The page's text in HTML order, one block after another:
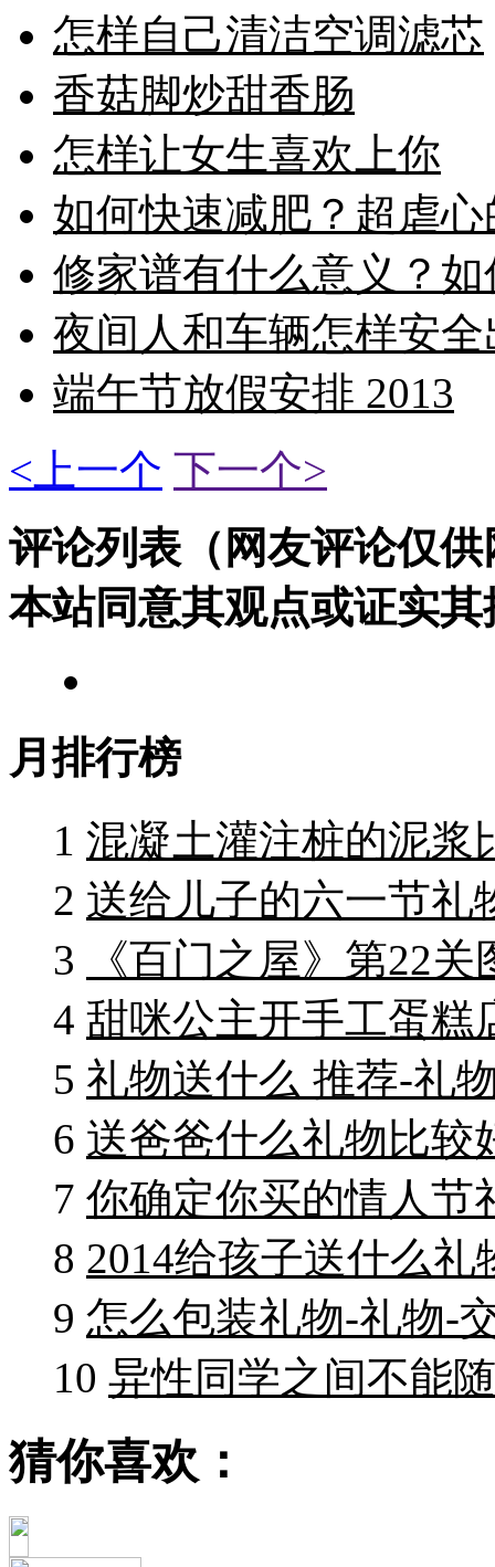
怎样自己清洁空调滤芯
香菇脚炒甜香肠
怎样让女生喜欢上你
如何快速减肥？超虐
修家谱有什么意义？
夜间人和车辆怎样安全
端午节放假安排 2013
<上一个 下一个>
评论列表（网友评论仅
本站同意其观点或证实其
月排行榜
1 混凝土灌注桩的泥浆
2 送给儿子的六一节礼
3
《百门之屋》第22
4 甜咪公主开手工蛋糕
5 礼物送什么 推荐-礼
6 送爸爸什么礼物比较
7 你确定你买的情人节
8 2014给孩子送什么
9 怎么包装礼物-礼物-
10 异性同学之间不能
猜你喜欢：